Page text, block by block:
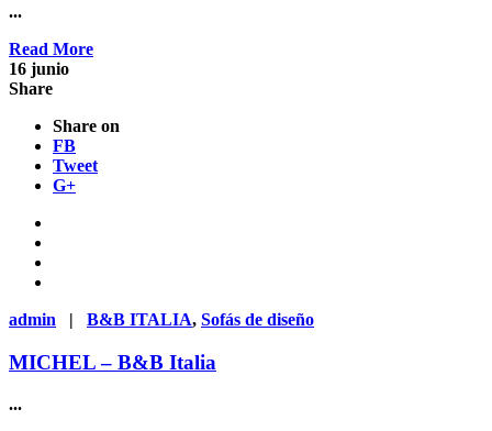
...
Read More
16 junio
Share
Share on
FB
Tweet
G+
admin | B&B ITALIA, Sofás de diseño
MICHEL – B&B Italia
...